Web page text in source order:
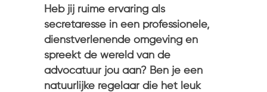
Heb jij ruime ervaring als
secretaresse in een professionele,
dienstverlenende omgeving en
spreekt de wereld van de
advocatuur jou aan? Ben je een
natuurlijke regelaar die het leuk